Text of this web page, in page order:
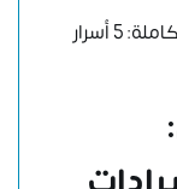
نموذج دراسة جدوى متكاملة: 5 أسرار